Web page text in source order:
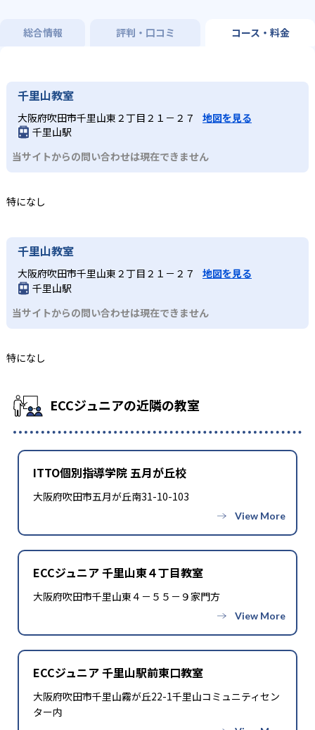
総合情報 評判・口コミ コース・料金
千里山教室
大阪府吹田市千里山東２丁目２１－２７
地図を見る
千里山駅
当サイトからの問い合わせは現在できません
特になし
千里山教室
大阪府吹田市千里山東２丁目２１－２７
地図を見る
千里山駅
当サイトからの問い合わせは現在できません
特になし
ECCジュニアの近隣の教室
ITTO個別指導学院 五月が丘校
大阪府吹田市五月が丘南31-10-103
ECCジュニア 千里山東４丁目教室
大阪府吹田市千里山東４－５５－９家門方
ECCジュニア 千里山駅前東口教室
大阪府吹田市千里山霧が丘22-1千里山コミュニティセン
ター内